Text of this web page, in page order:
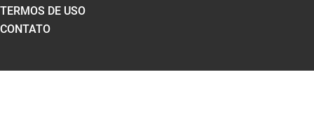
TERMOS DE USO
CONTATO